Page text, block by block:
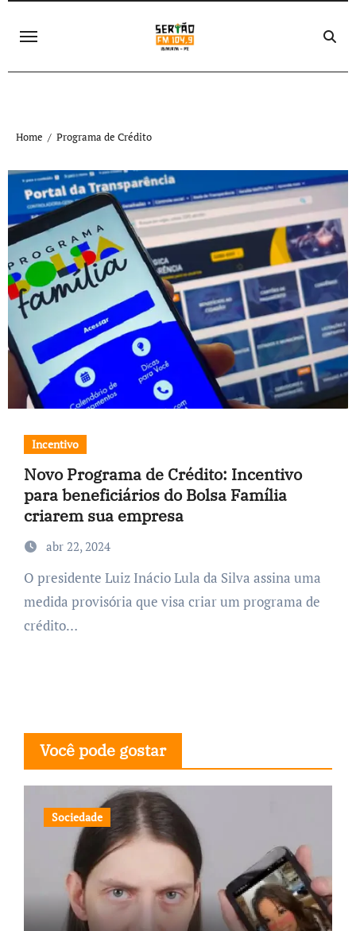
Home Programa de Crédito
Incentivo
Novo Programa de Crédito: Incentivo
para beneficiários do Bolsa Família
criarem sua empresa
abr 22, 2024
O presidente Luiz Inácio Lula da Silva assina uma
medida provisória que visa criar um programa de
crédito…
Você pode gostar
Sociedade